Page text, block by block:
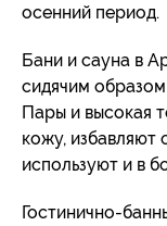
осенний период.
Бани и сауна в
сидячим
Пары и высокая
кожу,
используют и в
Гостинично-